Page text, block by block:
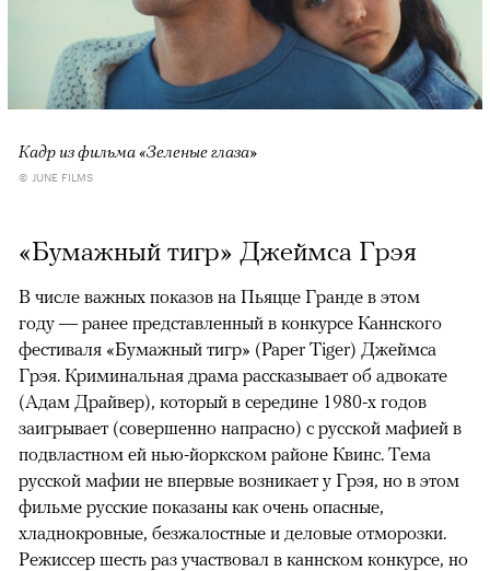
Кадр из фильма «Зеленые глаза»
© JUNE FILMS
«Бумажный тигр» Джеймса Грэя
В числе важных показов на Пьяцце Гранде в этом
году — ранее представленный в конкурсе Каннского
фестиваля «Бумажный тигр» (Paper Tiger) Джеймса
Грэя. Криминальная драма рассказывает об адвокате
(Адам Драйвер), который в середине 1980-х годов
заигрывает (совершенно напрасно) с русской мафией в
подвластном ей нью-йоркском районе Квинс. Тема
русской мафии не впервые возникает у Грэя, но в этом
фильме русские показаны как очень опасные,
хладнокровные, безжалостные и деловые отморозки.
Режиссер шесть раз участвовал в каннском конкурсе, но